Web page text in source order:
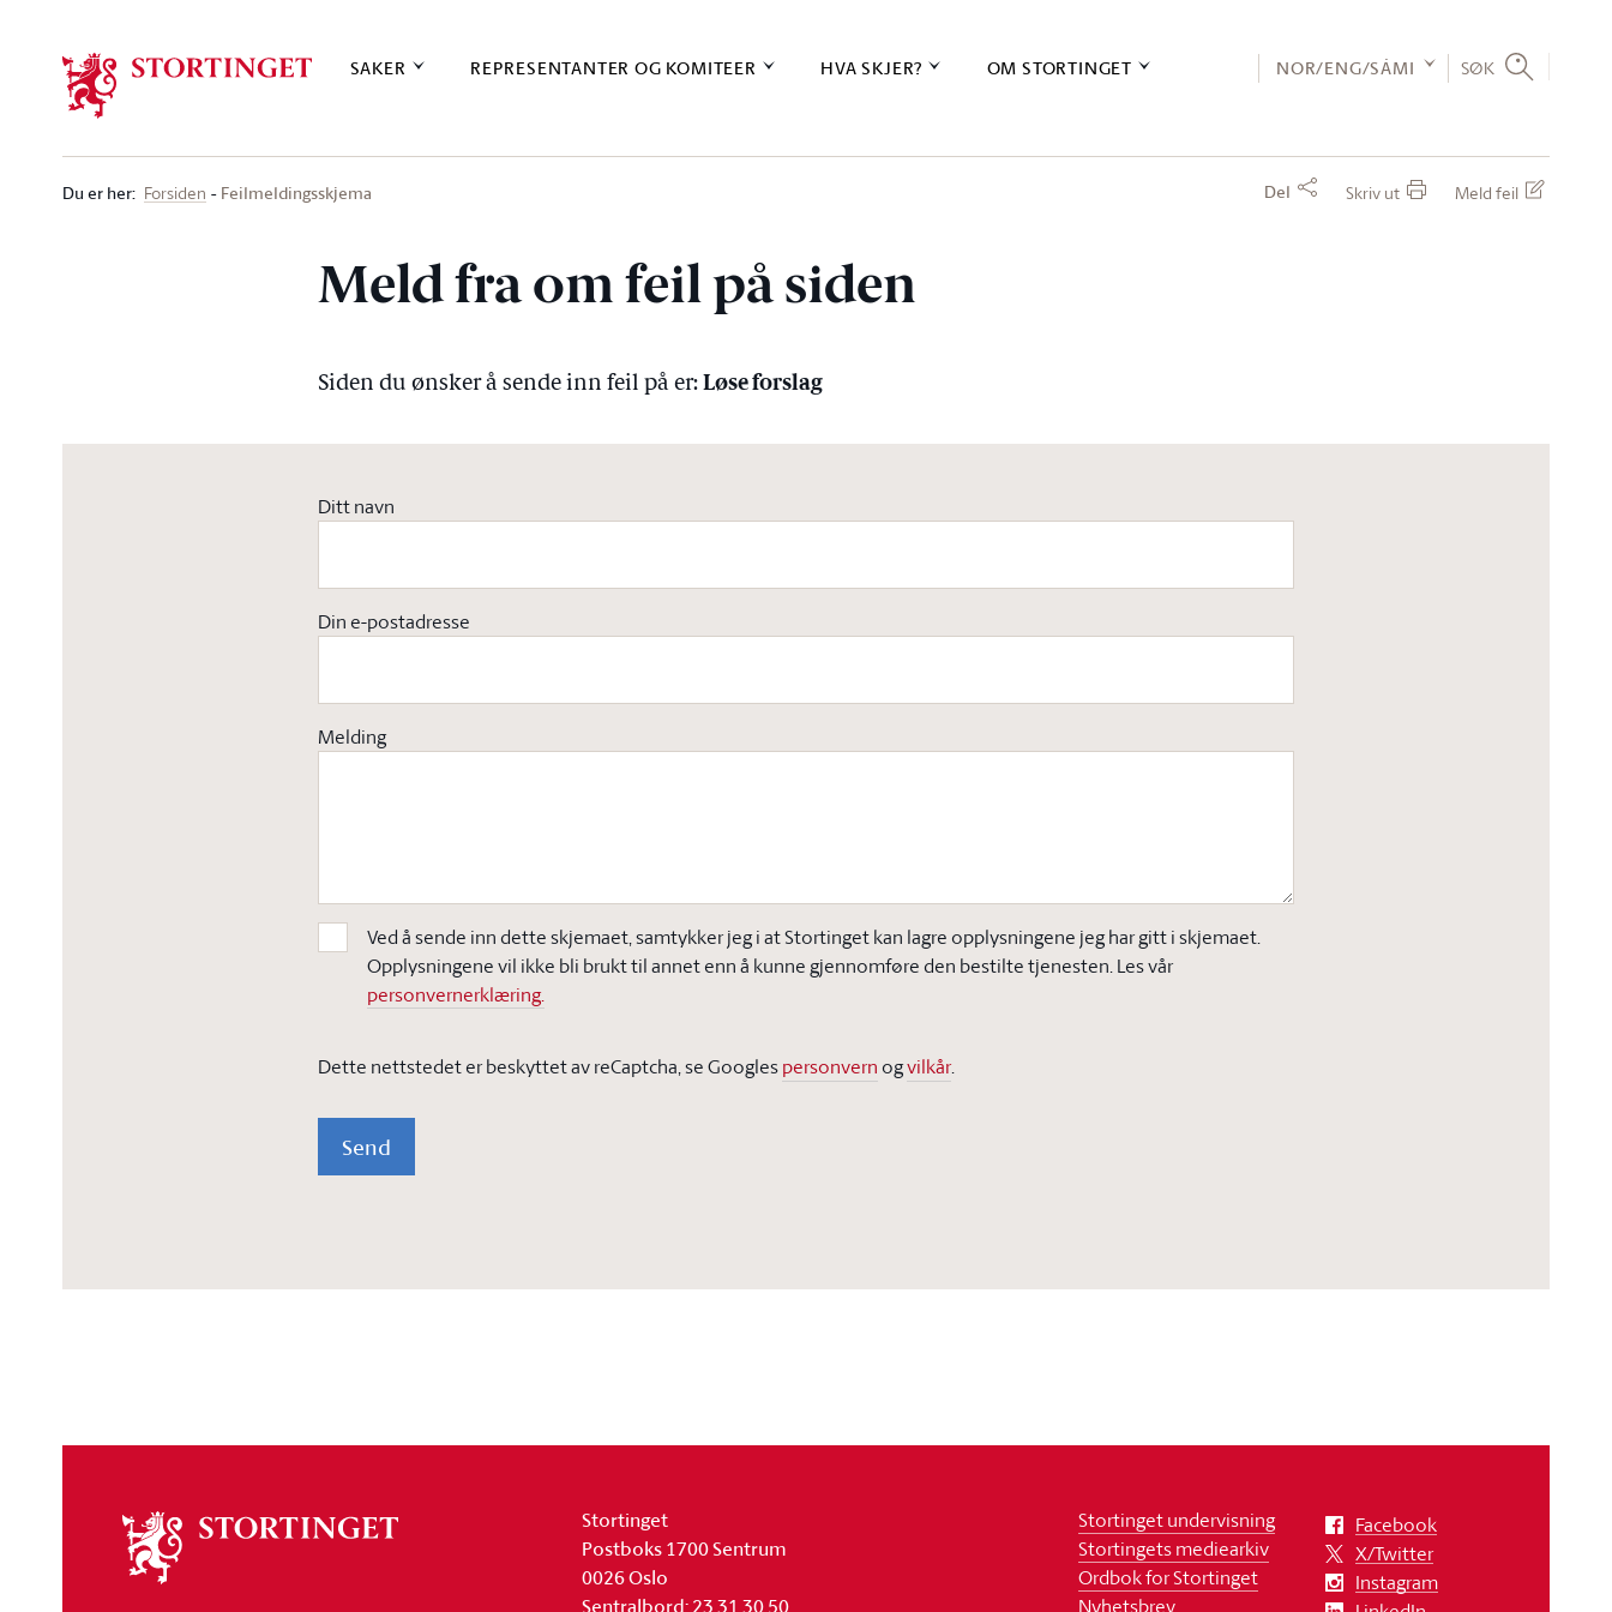
SAKER REPRESENTANTER OG KOMITEER HVA SKJER? OM STORTINGET NOR/ENG/SÁMI SØK
Du er her: Forsiden Feilmeldingsskjema Del Skriv ut Meld feil
Meld fra om feil på siden
Siden du ønsker å sende inn feil på er:Løse forslag
Ditt navn
Din e-postadresse
Melding
Ved å sende inn dette skjemaet, samtykker jeg i at Stortinget kan lagre opplysningene jeg har gitt i skjemaet.
Opplysningene vil ikke bli brukt til annet enn å kunne gjennomføre den bestilte tjenesten. Les vår
personvernerklæring.
Dette nettstedet er beskyttet av reCaptcha, se Googlespersonvern ogvilkår.
Send
stortinget
Stortinget
Postboks 1700 Sentrum
0026 Oslo
Sentralbord: 23 31 30 50
Stortinget undervisning
Stortingets mediearkiv
Ordbok for Stortinget
Nyhetsbrev
Facebook
X/Twitter
Instagram